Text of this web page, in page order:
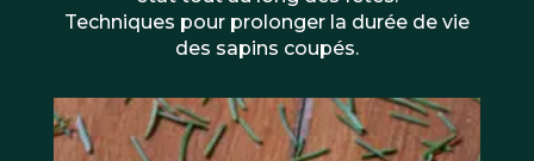
Techniques pour prolonger la durée de vie
des sapins coupés.